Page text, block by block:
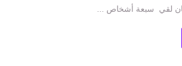
لقي سبعة أشخاص ...